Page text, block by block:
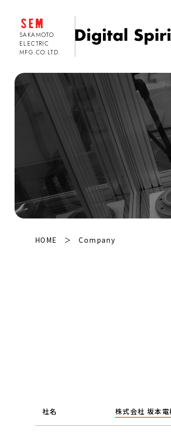
SAKAMOTO
ELECTRIC
MFG.CO.LTD.
2軸精密デジタル水準器
有線式 2軸精密デジタル水準器
SELN-001B
有線式 2軸精密デジタル水準器（デー
タ保存機能付き） SELN-011B
無線式 2軸精密デジタル水準器
SELN-121BM（国内版）
無線式 2軸精密デジタル水準器
SELN-131BM（海外版）
141BM（マルチチャンネル）【開発中】
HOME Company
社名 株式会社 坂本